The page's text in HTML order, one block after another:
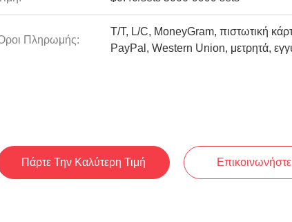
Πληρωμής:
Τ/Τ, L/C, MoneyGram, πιστωτική
PayPal, Western Union, μετρητά,
Πάρτε Την Καλύτερη Τιμή